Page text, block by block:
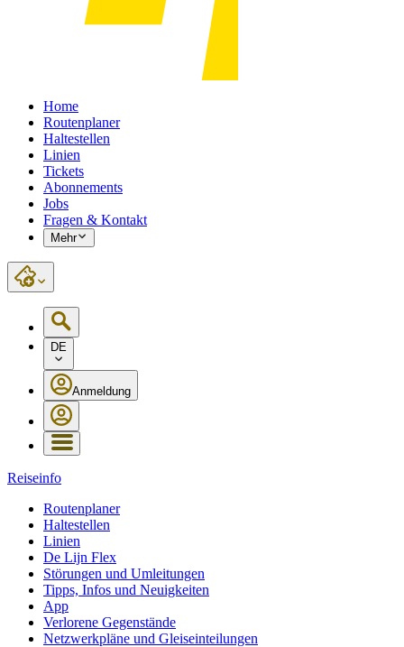
Home
Routenplaner
Haltestellen
Linien
Tickets
Abonnements
Jobs
Fragen & Kontakt
Mehr
DE
Anmeldung
Reiseinfo
Routenplaner
Haltestellen
Linien
De Lijn Flex
Störungen und Umleitungen
Tipps, Infos und Neuigkeiten
App
Verlorene Gegenstände
Netzwerkpläne und Gleiseinteilungen